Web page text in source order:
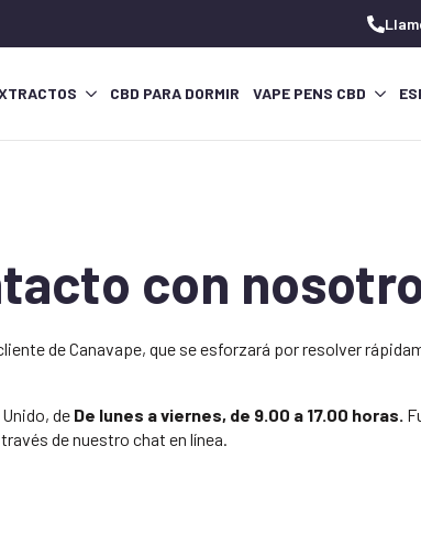
CBD PARA DORMIR VAPE PENS CBD
con
de Canavape, que se esforzará por resolver
de De lunes a viernes, de 9.00 a 17.00 horas.
de nuestro chat en línea.